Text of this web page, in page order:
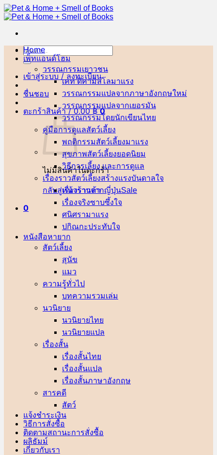
ข้าม
ไป
เนื้อหา
ค้นหา:
เข้าสู่ระบบ / ลงทะเบียน
ชื่นชอบ
ตะกร้าสินค้า /0.00฿ 0
ไม่มีสินค้าในตะกร้า
กลับสู่หน้าร้านค้า
0
Home
เพ็ทแอนด์โฮม
วรรณกรรมเยาวชน
เคท ดิคามิลโล
วรรณกรรมแปลจากภาษาอังกฤษ
วรรณกรรมแปลจากเยอรมัน
วรรณกรรมโดยนักเขียนไทย
คู่มือการดูแลสัตว์เลี้ยง
พฤติกรรมสัตว์เลี้ยง
สุขภาพสัตว์เลี้ยง
วิธีการเลี้ยง และการดูแล
เรื่องราวสัตว์เลี้ยงสร้างแรงบันดาลใจ
เรื่องราวจากญี่ปุ่น
เรื่องจริงซาบซึ้งใจ
ศนิศรา
ปกิณกะประทับใจ
หนังสือหายาก
สัตว์เลี้ยง
สุนัข
แมว
ความรู้ทั่วไป
บทความรวมเล่ม
นวนิยาย
นวนิยายไทย
นวนิยายแปล
เรื่องสั้น
เรื่องสั้นไทย
เรื่องสั้นแปล
เรื่องสั้นภาษาอังกฤษ
สารคดี
สัตว์
แจ้งชำระเงิน
วิธีการสั่งซื้อ
ติดตามสถานะการสั่งซื้อ
ผลิธัมม์
เกี่ยวกับเรา